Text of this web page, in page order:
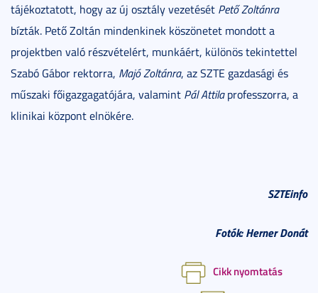
tájékoztatott, hogy az új osztály vezetését Pető Zoltánra
bízták. Pető Zoltán mindenkinek köszönetet mondott a
projektben való részvételért, munkáért, különös tekintettel
Szabó Gábor rektorra, Majó Zoltánra, az SZTE gazdasági és
műszaki főigazgagatójára, valamint Pál Attilaprofesszorra, a
klinikai központ elnökére.
SZTEinfo
Fotók: Herner Donát
Cikk nyomtatás